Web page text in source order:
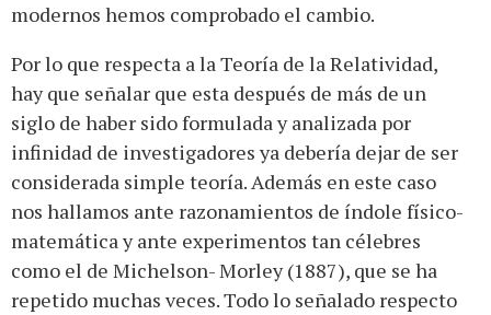
modernos hemos comprobado el cambio.
Por lo que respecta a la Teoría de la Relatividad,
hay que señalar que esta después de más de un
siglo de haber sido formulada y analizada por
infinidad de investigadores ya debería dejar de ser
considerada simple teoría. Además en este caso
nos hallamos ante razonamientos de índole físico-
matemática y ante experimentos tan célebres
como el de Michelson- Morley (1887), que se ha
repetido muchas veces. Todo lo señalado respecto